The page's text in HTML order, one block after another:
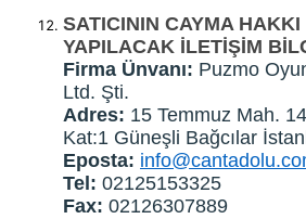
SATICININ CAYMA
YAPILACAK İLETİŞİM
Firma Ünvanı: Puzmo
Ltd. Şti.
Adres: 15 Temmuz Mah.
Kat:1 Güneşli Bağcılar
Eposta:
Tel: 02125153325
Fax: 02126307889